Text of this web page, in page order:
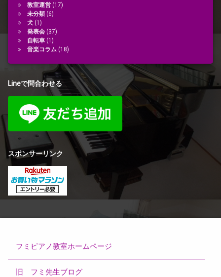
教室運営(17)
未分類(6)
犬(1)
発表会(37)
自転車(1)
音楽コラム (18)
Lineで問合わせる
スポンサーリンク
フミピアノ教室ホームページ
旧 フミ先生ブログ